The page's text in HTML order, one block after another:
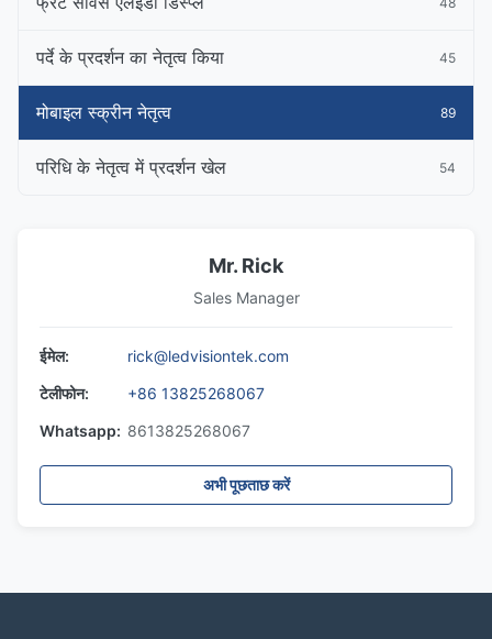
पर्दे के प्रदर्शन का नेतृत्व किया 45
मोबाइल स्क्रीन नेतृत्व 89
परिधि के नेतृत्व में प्रदर्शन खेल 54
Mr. Rick
Sales Manager
ईमेल:
rick@ledvisiontek.com
टेलीफोन:
+86 13825268067
Whatsapp: 8613825268067
अभी पूछताछ करें